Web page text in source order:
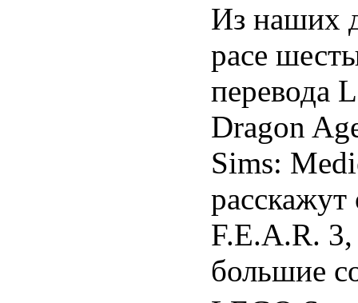
Из наших
расе
перевода
Dragon
Sims:
F.E.A.R. 3,
большие